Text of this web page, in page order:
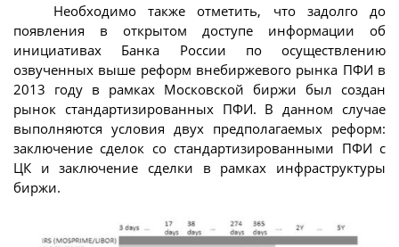
Необходимо также отметить, что задолго до
появления в открытом доступе информации об
инициативах Банка России по осуществлению
озвученных выше реформ внебиржевого рынка ПФИ в
2013 году в рамках Московской биржи был создан
рынок стандартизированных ПФИ. В данном случае
выполняются условия двух предполагаемых реформ:
заключение сделок со стандартизированными ПФИ с
ЦК и заключение сделки в рамках инфраструктуры
биржи.